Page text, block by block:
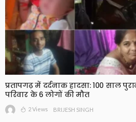
प्रतापगढ़ में दर्दनाक हादसा: 100 साल
परिवार के 6 लोगों की मौत
2 Views BRIJESH SINGH